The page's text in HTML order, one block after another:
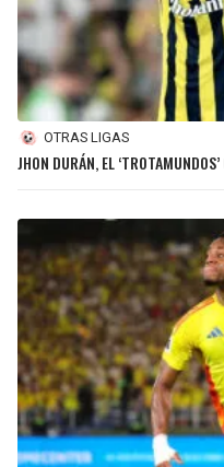
OTRAS LIGAS
JHON DURÁN, EL